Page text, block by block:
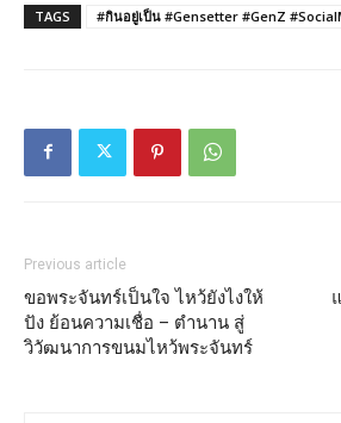
TAGS #กินอยู่เป็น #Gensetter #GenZ
Previous article
ขอพระจันทร์เป็นใจ ไหว้ยังไงให้
ปัง ย้อนความเชื่อ – ตำนาน สู่
วิวัฒนาการขนมไหว้พระจันทร์